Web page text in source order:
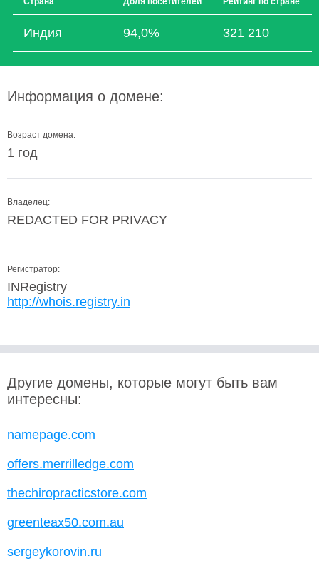
Индия 94,0% 321 210
Информация о домене:
Возраст домена:
1 год
Владелец:
REDACTED FOR PRIVACY
Регистратор:
INRegistry
http://whois.registry.in
Другие домены, которые могут быть вам
интересны:
namepage.com
offers.merrilledge.com
thechiropracticstore.com
greenteax50.com.au
sergeykorovin.ru